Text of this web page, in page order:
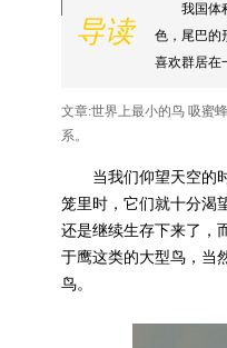
导读
我国体
色，尾巴的
喜欢群居在
文章:世界上最小的鸟 吸蜜
系。
当我们仰望天空的
笼里时，它们就十分渴
还是继续生存下来了，
于鹰这类的大型鸟，当
鸟。